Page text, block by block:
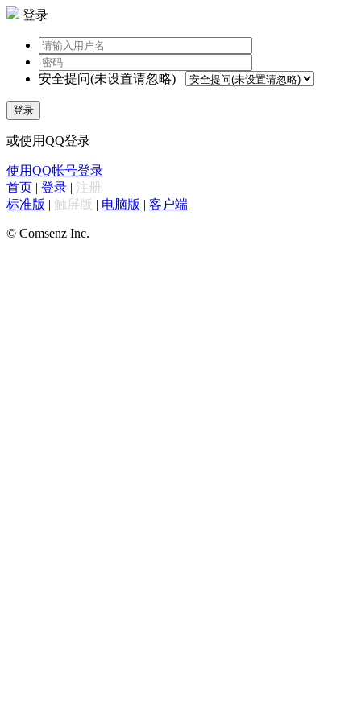
登录
安全提问(未设置请忽略)
登录
或使用QQ登录
使用QQ帐号登录
首页 | 登录 | 注册
标准版 | 触屏版 | 电脑版 | 客户端
© Comsenz Inc.